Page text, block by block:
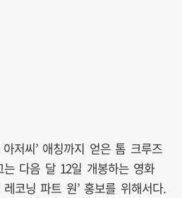
저씨’ 애칭까지 얻은 톰 크루즈
다음 달 12일 개봉하는 영화
레코닝 파트 원’ 홍보를 위해서다.